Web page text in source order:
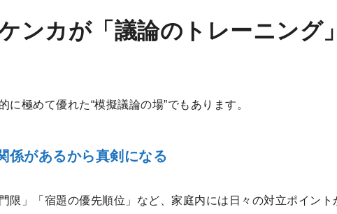
ンカが「議論のトレーニング
に極めて優れた“模擬議論の場”でもあります。
係があるから真剣になる
限」「宿題の優先順位」など、家庭内には日々の対立ポイント